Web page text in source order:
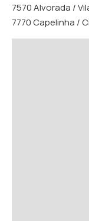
7570 Alvorada /
7770 Capelinha /